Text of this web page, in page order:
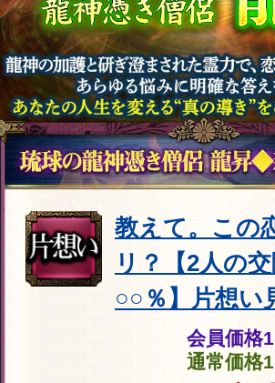
2026年1月9日 追加
恋成就の神髄/永遠の愛
誓う【2人の宿縁霊視32
項】現状/転機/最終結末
会員価格3,135円(税込)
2025年12月29日 公開
人生視通し26年“龍神憑
き僧侶”の秘蔵霊視◆あ
なたが辿る全生涯25項
会員価格2,915円(税込)
通常価格3,410円(税込)